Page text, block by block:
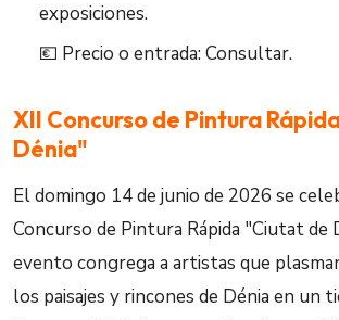
exposiciones.
💶 Precio o entrada: Consultar.
XII Concurso de Pintura
Dénia"
El domingo 14 de junio de 2026 se
Concurso de Pintura Rápida "Ciutat de
evento congrega a artistas que
los paisajes y rincones de Dénia en un